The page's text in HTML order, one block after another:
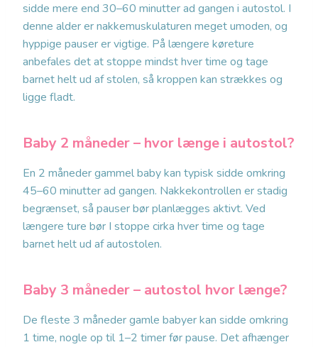
sidde mere end 30–60 minutter ad gangen i autostol. I
denne alder er nakkemuskulaturen meget umoden, og
hyppige pauser er vigtige. På længere køreture
anbefales det at stoppe mindst hver time og tage
barnet helt ud af stolen, så kroppen kan strækkes og
ligge fladt.
Baby 2 måneder – hvor længe i autostol?
En 2 måneder gammel baby kan typisk sidde omkring
45–60 minutter ad gangen. Nakkekontrollen er stadig
begrænset, så pauser bør planlægges aktivt. Ved
længere ture bør I stoppe cirka hver time og tage
barnet helt ud af autostolen.
Baby 3 måneder – autostol hvor længe?
De fleste 3 måneder gamle babyer kan sidde omkring
1 time, nogle op til 1–2 timer før pause. Det afhænger